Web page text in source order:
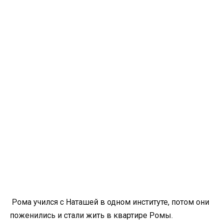
Рома учился с Наташей в одном институте, потом они
поженились и стали жить в квартире Ромы.